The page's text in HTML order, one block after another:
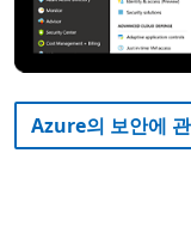
Azure의 보안에